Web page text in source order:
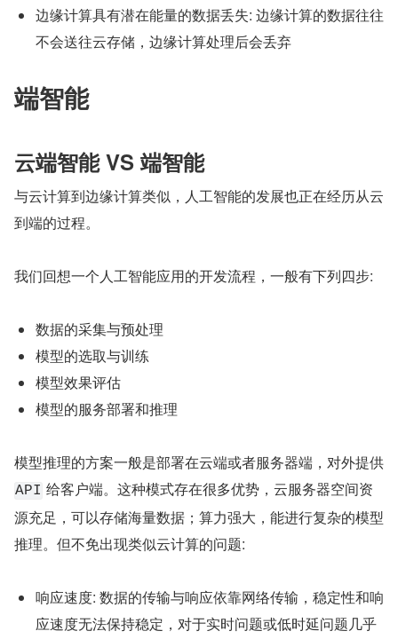
边缘计算具有潜在能量的数据丢失: 边缘计算的数据往往
不会送往云存储，边缘计算处理后会丢弃
端智能
云端智能 VS 端智能
与云计算到边缘计算类似，人工智能的发展也正在经历从云
到端的过程。
我们回想一个人工智能应用的开发流程，一般有下列四步:
数据的采集与预处理
模型的选取与训练
模型效果评估
模型的服务部署和推理
API 给客户端。这种模式存在很多优势，云服务器空间资
源充足，可以存储海量数据；算力强大，能进行复杂的模型
推理。但不免出现类似云计算的问题:
响应速度: 数据的传输与响应依靠网络传输，稳定性和响
应速度无法保持稳定，对于实时问题或低时延问题几乎